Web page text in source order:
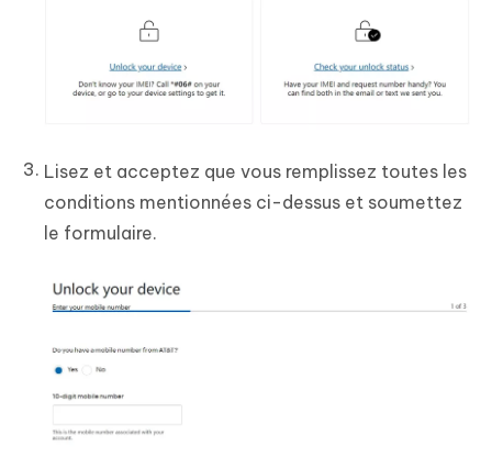
Lisez et acceptez que vous remplissez toutes les
conditions mentionnées ci-dessus et soumettez
le formulaire.